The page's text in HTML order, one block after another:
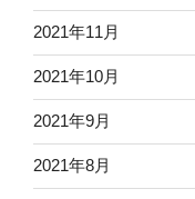
2021年11月
2021年10月
2021年9月
2021年8月